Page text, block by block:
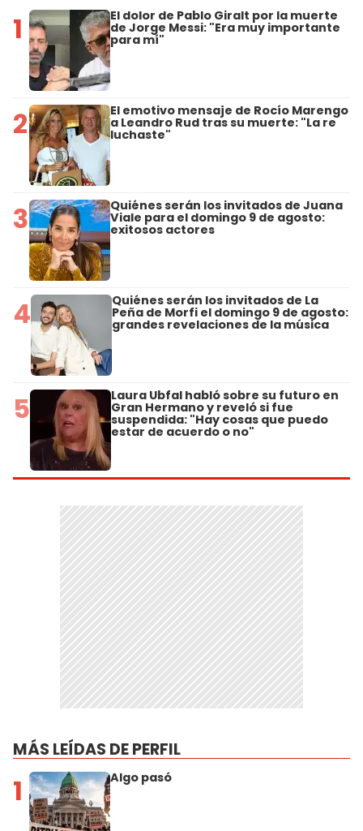
1 El dolor de Pablo Giralt por la muerte
de Jorge Messi: "Era muy importante
para mí"
2 El emotivo mensaje de Rocío Marengo
a Leandro Rud tras su muerte: "La re
luchaste"
3 Quiénes serán los invitados de Juana
Viale para el domingo 9 de agosto:
exitosos actores
4 Quiénes serán los invitados de La
Peña de Morfi el domingo 9 de agosto:
grandes revelaciones de la música
5 Laura Ubfal habló sobre su futuro en
Gran Hermano y reveló si fue
suspendida: "Hay cosas que puedo
estar de acuerdo o no"
MÁS LEÍDAS DE PERFIL
1 Algo pasó